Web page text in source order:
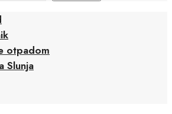
otpadom
Slunja